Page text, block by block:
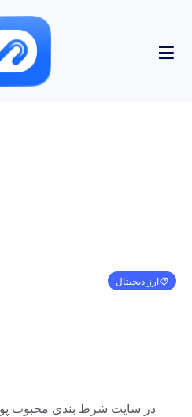
ارز دیجیتال
در سایت شرط بندی محبوب